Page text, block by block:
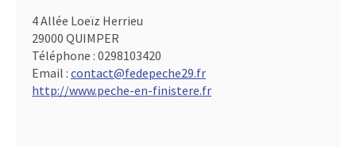
4 Allée Loeïz Herrieu
29000 QUIMPER
Téléphone : 0298103420
Email : contact@fedepeche29.fr
http://www.peche-en-finistere.fr